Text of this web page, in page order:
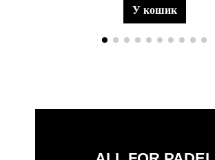
у кошик